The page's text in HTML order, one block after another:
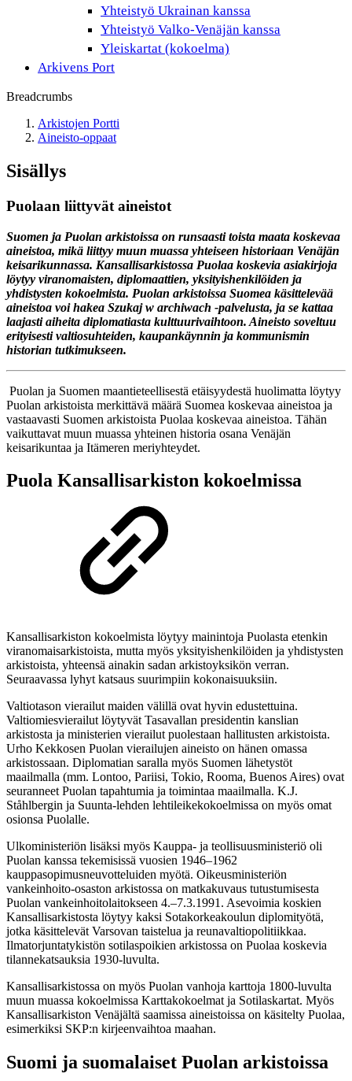
Yhteistyö Ukrainan kanssa
Yhteistyö Valko-Venäjän kanssa
Yleiskartat (kokoelma)
Arkivens Port
Breadcrumbs
Arkistojen Portti
Aineisto-oppaat
Sisällys
Puolaan liittyvät aineistot
Suomen ja Puolan arkistoissa on runsaasti toista maata koskevaa
aineistoa, mikä liittyy muun muassa yhteiseen historiaan Venäjän
keisarikunnassa. Kansallisarkistossa Puolaa koskevia asiakirjoja
löytyy viranomaisten, diplomaattien, yksityishenkilöiden ja
yhdistysten kokoelmista. Puolan arkistoissa Suomea käsittelevää
aineistoa voi hakea Szukaj w archiwach -palvelusta, ja se kattaa
laajasti aiheita diplomatiasta kulttuurivaihtoon. Aineisto soveltuu
erityisesti valtiosuhteiden, kaupankäynnin ja kommunismin
historian tutkimukseen.
Puolan ja Suomen maantieteellisestä etäisyydestä huolimatta löytyy
Puolan arkistoista merkittävä määrä Suomea koskevaa aineistoa ja
vastaavasti Suomen arkistoista Puolaa koskevaa aineistoa. Tähän
vaikuttavat muun muassa yhteinen historia osana Venäjän
keisarikuntaa ja Itämeren meriyhteydet.
Puola Kansallisarkiston kokoelmissa
Kansallisarkiston kokoelmista löytyy mainintoja Puolasta etenkin
viranomaisarkistoista, mutta myös yksityishenkilöiden ja yhdistysten
arkistoista, yhteensä ainakin sadan arkistoyksikön verran.
Seuraavassa lyhyt katsaus suurimpiin kokonaisuuksiin.
Valtiotason vierailut maiden välillä ovat hyvin edustettuina.
Valtiomiesvierailut löytyvät Tasavallan presidentin kanslian
arkistosta ja ministerien vierailut puolestaan hallitusten arkistoista.
Urho Kekkosen Puolan vierailujen aineisto on hänen omassa
arkistossaan. Diplomatian saralla myös Suomen lähetystöt
maailmalla (mm. Lontoo, Pariisi, Tokio, Rooma, Buenos Aires) ovat
seuranneet Puolan tapahtumia ja toimintaa maailmalla. K.J.
Ståhlbergin ja Suunta-lehden lehtileikekokoelmissa on myös omat
osionsa Puolalle.
Ulkoministeriön lisäksi myös Kauppa- ja teollisuusministeriö oli
Puolan kanssa tekemisissä vuosien 1946–1962
kauppasopimusneuvotteluiden myötä. Oikeusministeriön
vankeinhoito-osaston arkistossa on matkakuvaus tutustumisesta
Puolan vankeinhoitolaitokseen 4.–7.3.1991. Asevoimia koskien
Kansallisarkistosta löytyy kaksi Sotakorkeakoulun diplomityötä,
jotka käsittelevät Varsovan taistelua ja reunavaltiopolitiikkaa.
Ilmatorjuntatykistön sotilaspoikien arkistossa on Puolaa koskevia
tilannekatsauksia 1930-luvulta.
Kansallisarkistossa on myös Puolan vanhoja karttoja 1800-luvulta
muun muassa kokoelmissa Karttakokoelmat ja Sotilaskartat. Myös
Kansallisarkiston Venäjältä saamissa aineistoissa on käsitelty Puolaa,
esimerkiksi SKP:n kirjeenvaihtoa maahan.
Suomi ja suomalaiset Puolan arkistoissa